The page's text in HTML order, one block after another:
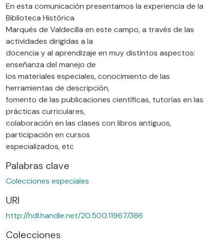
En esta comunicación presentamos la experiencia de la
Biblioteca Histórica
Marqués de Valdecilla en este campo, a través de las
actividades dirigidas a la
docencia y al aprendizaje en muy distintos aspectos:
enseñanza del manejo de
los materiales especiales, conocimiento de las
herramientas de descripción,
fomento de las publicaciones científicas, tutorías en las
prácticas curriculares,
colaboración en las clases con libros antiguos,
participación en cursos
especializados, etc
Palabras clave
Colecciones especiales
URI
http://hdl.handle.net/20.500.11967/386
Colecciones